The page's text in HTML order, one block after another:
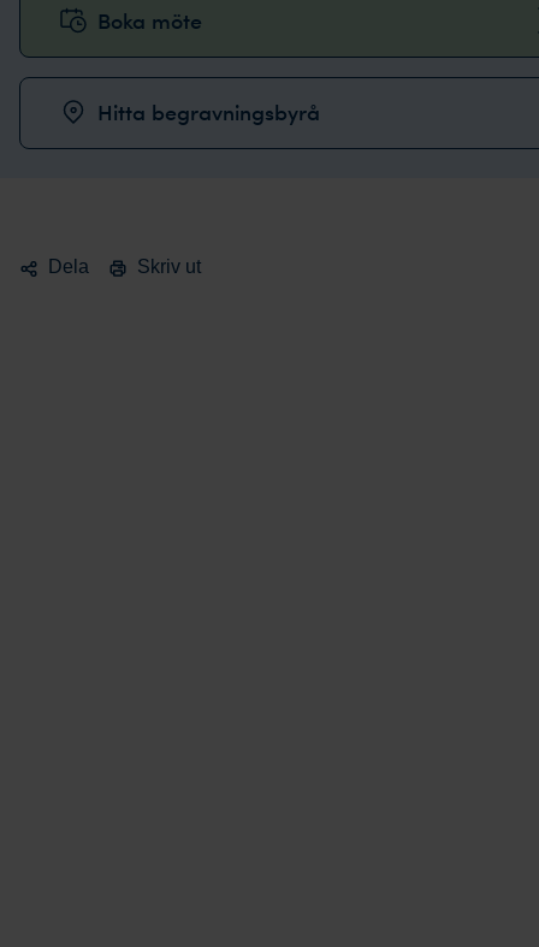
Boka möte
Hitta begravningsbyrå
Dela Skriv ut